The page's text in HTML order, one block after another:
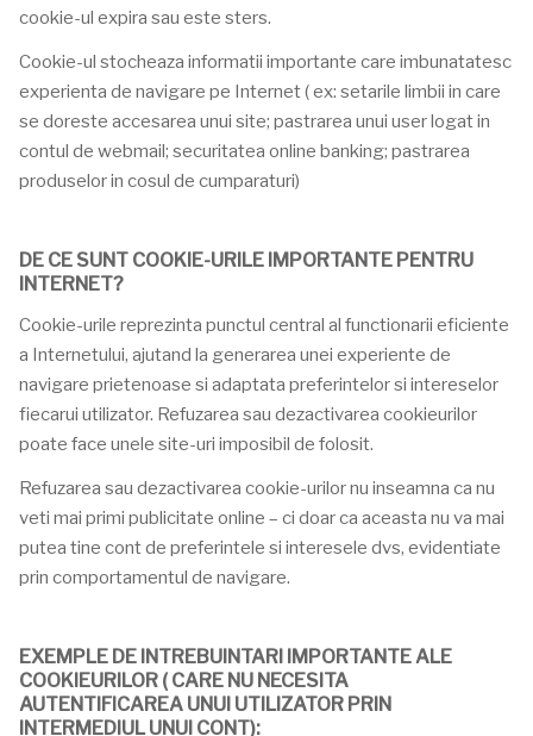
cookie-ul expira sau este sters.
Cookie-ul stocheaza informatii importante care imbunatatesc
experienta de navigare pe Internet ( ex: setarile limbii in care
se doreste accesarea unui site; pastrarea unui user logat in
contul de webmail; securitatea online banking; pastrarea
produselor in cosul de cumparaturi)
DE CE SUNT COOKIE-URILE IMPORTANTE PENTRU
INTERNET?
Cookie-urile reprezinta punctul central al functionarii eficiente
a Internetului, ajutand la generarea unei experiente de
navigare prietenoase si adaptata preferintelor si intereselor
fiecarui utilizator. Refuzarea sau dezactivarea cookieurilor
poate face unele site-uri imposibil de folosit.
Refuzarea sau dezactivarea cookie-urilor nu inseamna ca nu
veti mai primi publicitate online – ci doar ca aceasta nu va mai
putea tine cont de preferintele si interesele dvs, evidentiate
prin comportamentul de navigare.
EXEMPLE DE INTREBUINTARI IMPORTANTE ALE
COOKIEURILOR ( CARE NU NECESITA
AUTENTIFICAREA UNUI UTILIZATOR PRIN
INTERMEDIUL UNUI CONT):